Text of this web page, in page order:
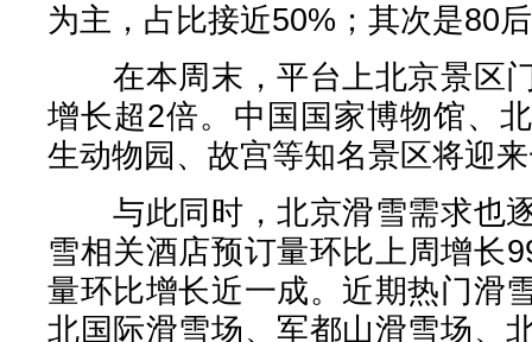
为主，占比接近50%；其次是80
在本周末，平台上北京景区
增长超2倍。中国国家博物馆、
生动物园、故宫等知名景区将迎
与此同时，北京滑雪需求也
雪相关酒店预订量环比上周增长
量环比增长近一成。近期热门滑
北国际滑雪场、军都山滑雪场、